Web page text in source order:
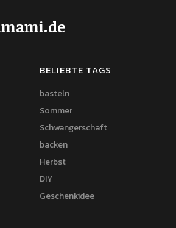
BELIEBTE TAGS
basteln
Sommer
Schwangerschaft
backen
Herbst
DIY
Geschenkidee